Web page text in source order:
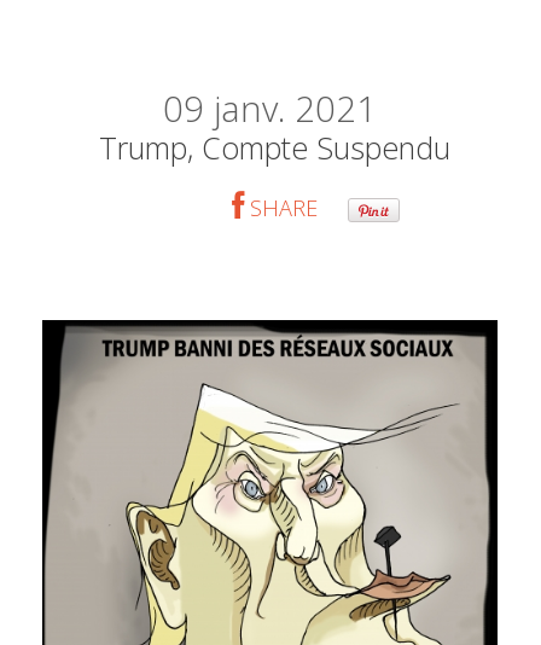
09 janv. 2021
Trump, Compte Suspendu
SHARE